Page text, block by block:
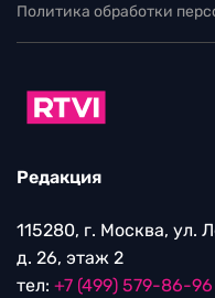
Политика обработки
Редакция
115280, г. Москва, ул.
д. 26, этаж 2
тел: +7 (499) 579-86-96